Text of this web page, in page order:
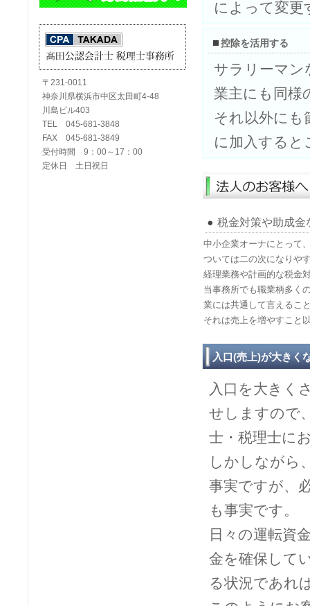
〒231-0011
神奈川県横浜市中区太田町4-48
川島ビル403
TEL 045-681-3848
FAX 045-681-3849
受付時間 9：00～17：00
定休日 土日祝日
によって変更
控除を活用する
サラリーマン
業主にも同様
それ以外にも
に加入すると
税金対策や助成金
中小企業オーナにとって
ついては二の次になりや
経理業務や計画的な税金
当事務所でも職業柄多く
業には共通して言えるこ
それは売上を増やすこと
入口(売上)が大きく
入口を大きく
せしますので
士・税理士に
しかしながら
事実ですが、
も事実です。
日々の運転資
金を確保して
る状況であれ